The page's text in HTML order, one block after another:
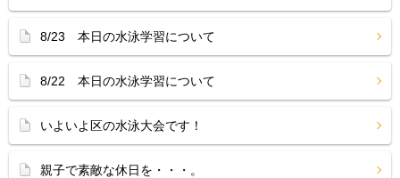
8/23 本日の水泳学習について
8/22 本日の水泳学習について
いよいよ区の水泳大会です！
親子で素敵な休日を・・・。